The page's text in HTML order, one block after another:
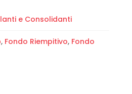
e Consolidanti
, Fondo Riempitivo, Fondo